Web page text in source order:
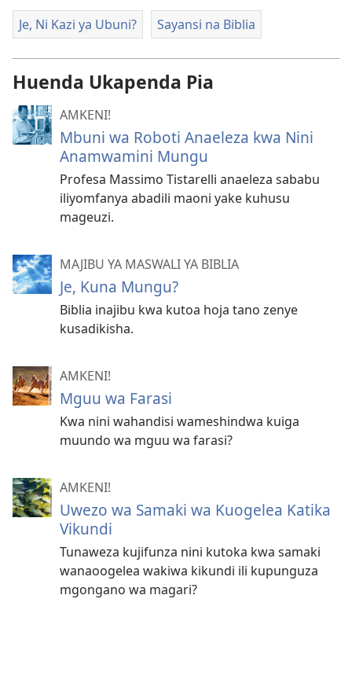
Je, Ni Kazi ya Ubuni? Sayansi na Biblia
Huenda Ukapenda Pia
AMKENI!
Mbuni wa Roboti Anaeleza kwa Nini
Anamwamini Mungu
Profesa Massimo Tistarelli anaeleza sababu
iliyomfanya abadili maoni yake kuhusu
mageuzi.
MAJIBU YA MASWALI YA BIBLIA
Je, Kuna Mungu?
Biblia inajibu kwa kutoa hoja tano zenye
kusadikisha.
AMKENI!
Mguu wa Farasi
Kwa nini wahandisi wameshindwa kuiga
muundo wa mguu wa farasi?
AMKENI!
Uwezo wa Samaki wa Kuogelea Katika
Vikundi
Tunaweza kujifunza nini kutoka kwa samaki
wanaoogelea wakiwa kikundi ili kupunguza
mgongano wa magari?